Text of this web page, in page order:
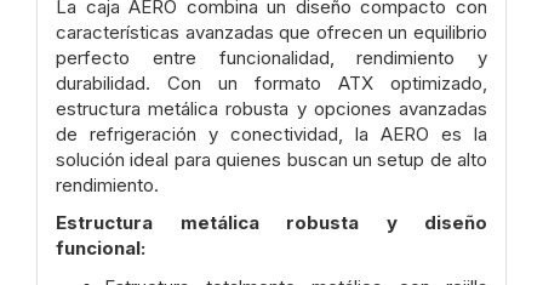
La caja AERO combina un diseño compacto con
características avanzadas que ofrecen un equilibrio
perfecto entre funcionalidad, rendimiento y
durabilidad. Con un formato ATX optimizado,
estructura metálica robusta y opciones avanzadas
de refrigeración y conectividad, la AERO es la
solución ideal para quienes buscan un setup de alto
rendimiento.
Estructura metálica robusta y diseño
funcional: